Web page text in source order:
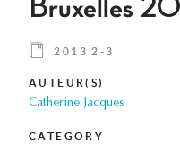
Bruxelles
2013 2-3
AUTEUR(S)
Catherine Jacques
CATEGORY